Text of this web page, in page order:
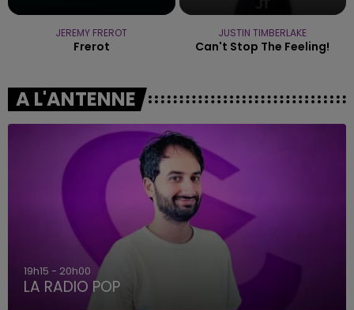
JEREMY FREROT
Frerot
JUSTIN TIMBERLAKE
Can't Stop The Feeling!
A L'ANTENNE
19h15 - 20h00
LA RADIO POP